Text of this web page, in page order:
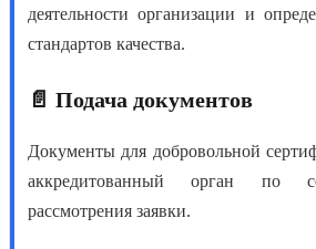
деятельности организации и
стандартов качества.
📄 Подача документов
Документы для добровольной
аккредитованный орган по
рассмотрения заявки.